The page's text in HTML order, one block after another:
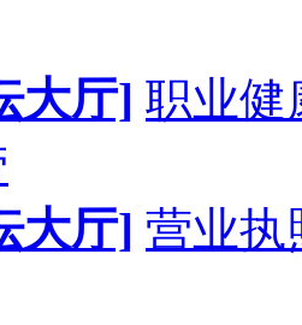
大厅] 职业健
大厅] 营业执